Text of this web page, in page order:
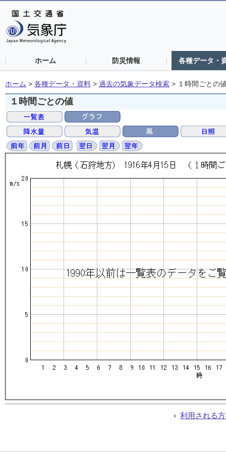
ホーム 防災情報 各種データ・
ホーム > 各種データ・資料 > 過去の気象データ検索 > １時間ごとの
１時間ごとの値
利用される